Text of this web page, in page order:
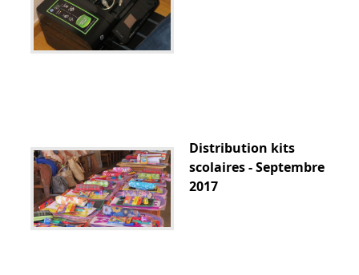
Distribution kits
scolaires - Septembre
2017